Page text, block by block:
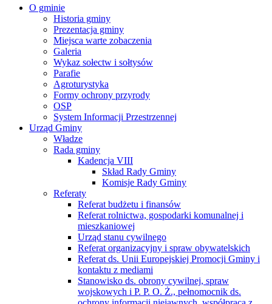
O gminie
Historia gminy
Prezentacja gminy
Miejsca warte zobaczenia
Galeria
Wykaz sołectw i sołtysów
Parafie
Agroturystyka
Formy ochrony przyrody
OSP
System Informacji Przestrzennej
Urząd Gminy
Władze
Rada gminy
Kadencja VIII
Skład Rady Gminy
Komisje Rady Gminy
Referaty
Referat budżetu i finansów
Referat rolnictwa, gospodarki komunalnej i
mieszkaniowej
Urząd stanu cywilnego
Referat organizacyjny i spraw obywatelskich
Referat ds. Unii Europejskiej Promocji Gminy i
kontaktu z mediami
Stanowisko ds. obrony cywilnej, spraw
wojskowych i P. P. O. Ż., pełnomocnik ds.